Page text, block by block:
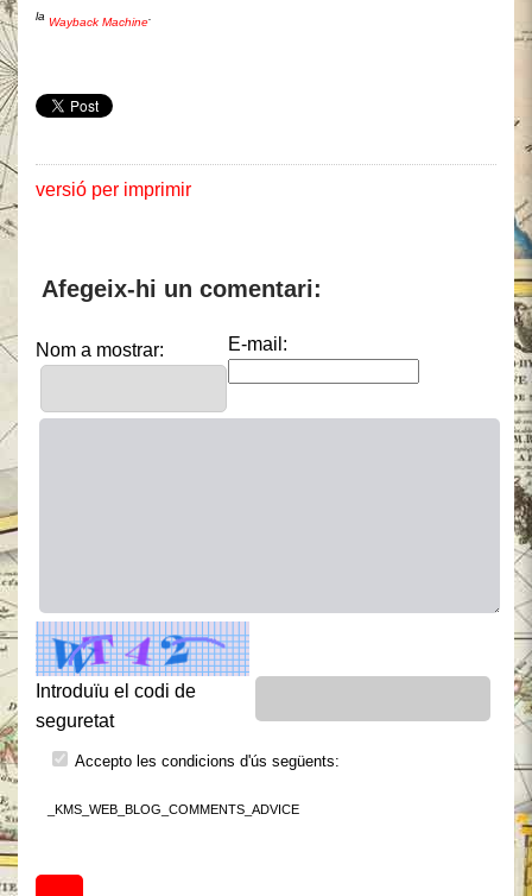
la Wayback Machine.
versió per imprimir
Afegeix-hi un comentari:
Nom a mostrar: E-mail:
Introduïu el codi de
seguretat
Accepto les condicions d'ús següents:
_KMS_WEB_BLOG_COMMENTS_ADVICE